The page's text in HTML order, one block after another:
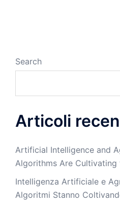
Search
Articoli
Artificial Intelligence and
Algorithms Are Cultivating
Intelligenza Artificiale e
Algoritmi Stanno